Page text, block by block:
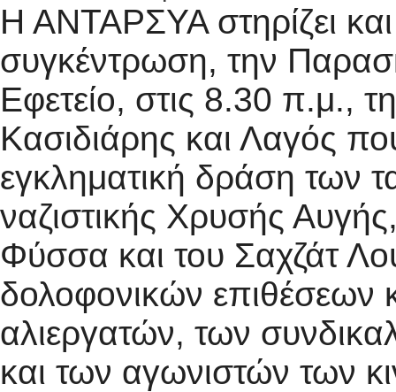
Η ΑΝΤΑΡΣΥΑ στηρίζει και
συγκέντρωση, την
Εφετείο, στις 8.30 π.μ.,
Κασιδιάρης και Λαγός
εγκληματική δράση των
ναζιστικής Χρυσής
Φύσσα και του Σαχζάτ
δολοφονικών επιθέσεων
αλιεργατών, των
και των αγωνιστών των